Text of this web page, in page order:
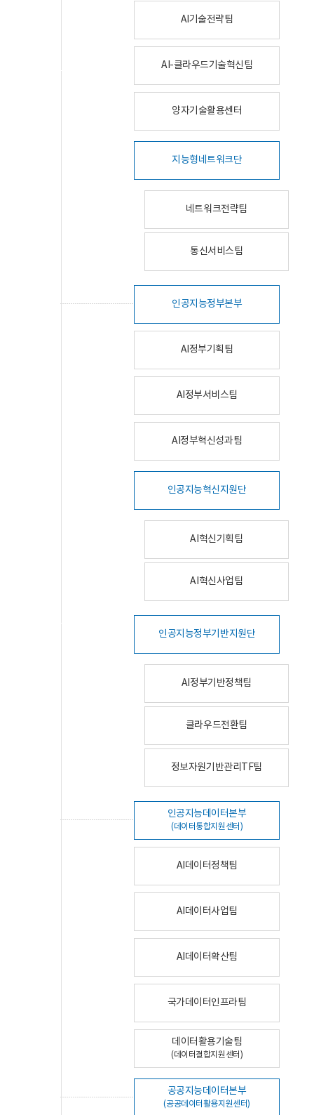
AI기술전략팀
AI-클라우드기술혁신팀
양자기술활용센터
지능형네트워크단
네트워크전략팀
통신서비스팀
인공지능정부본부
AI정부기획팀
AI정부서비스팀
AI정부혁신성과팀
인공지능혁신지원단
AI혁신기획팀
AI혁신사업팀
인공지능정부기반지원단
AI정부기반정책팀
클라우드전환팀
정보자원기반관리TF팀
인공지능데이터본부
(데이터통합지원센터)
AI데이터정책팀
AI데이터사업팀
AI데이터확산팀
국가데이터인프라팀
데이터활용기술팀
(데이터결합지원센터)
공공지능데이터본부
(공공데이터활용지원센터)